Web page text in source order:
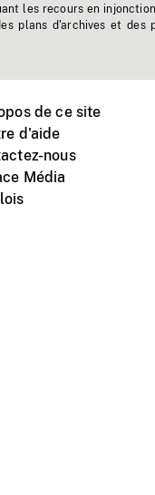
les recours en
plans d'archives et des
de ce site
d'aide
nous
Média